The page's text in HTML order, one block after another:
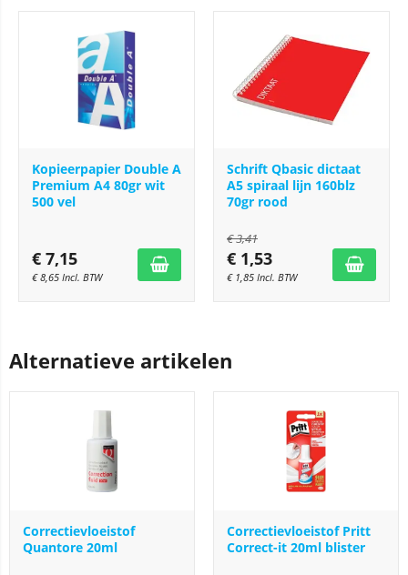
Kopieerpapier Double A
Premium A4 80gr wit
500 vel
€ 7,15
€8,65 Incl. BTW
Schrift Qbasic dictaat
A5 spiraal lijn 160blz
70gr rood
€3,41
€ 1,53
€ 1,85 Incl. BTW
Alternatieve artikelen
Correctievloeistof
Quantore 20ml
Correctievloeistof Pritt
Correct-it 20ml blister